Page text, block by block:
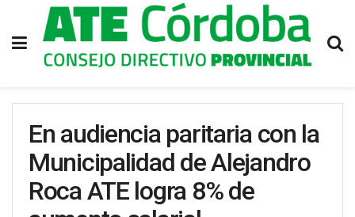
En audiencia paritaria con la
Municipalidad de Alejandro
Roca ATE logra 8% de